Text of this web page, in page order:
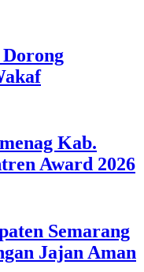
Kab.
Award 2026
Semarang
Jajan Aman